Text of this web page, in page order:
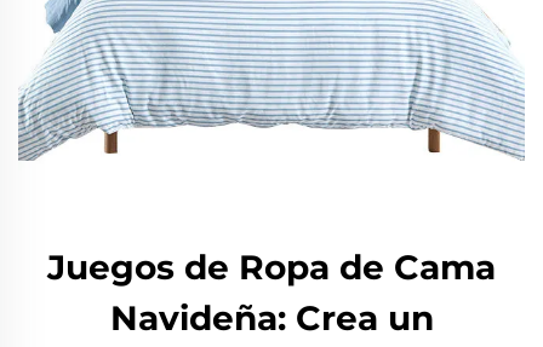
Juegos de Ropa de Cama
Navideña: Crea un